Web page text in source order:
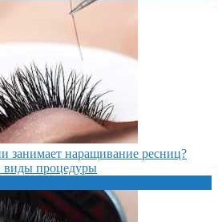
занимает наращивание ресниц?
процедуры